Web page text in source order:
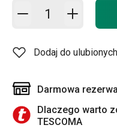
Dodaj do koszyka -
Dodaj do ulubionych
Darmowa
Dlaczego warto
TESCOMA